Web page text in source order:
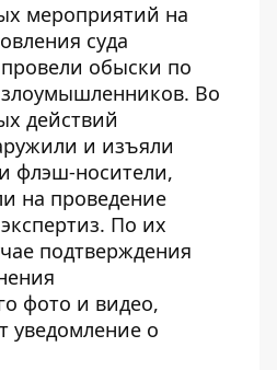
мероприятий на
суда
обыски по
злоумышленников. Во
действий
и изъяли
флэш-носители,
на проведение
По их
подтверждения
фото и видео,
уведомление о